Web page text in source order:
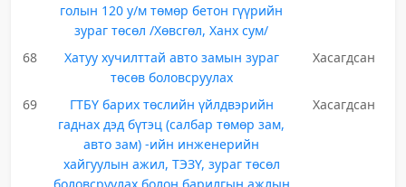
голын 120 у/м төмөр бетон гүүрийн
зураг төсөл /Хөвсгөл, Ханх сум/
68
Хатуу хучилттай авто замын зураг
төсөв боловсруулах
Хасагдсан
69
ГТБҮ барих төслийн үйлдвэрийн
гаднах дэд бүтэц (салбар төмөр зам,
авто зам) -ийн инженерийн
хайгуулын ажил, ТЭЗҮ, зураг төсөл
Хасагдсан